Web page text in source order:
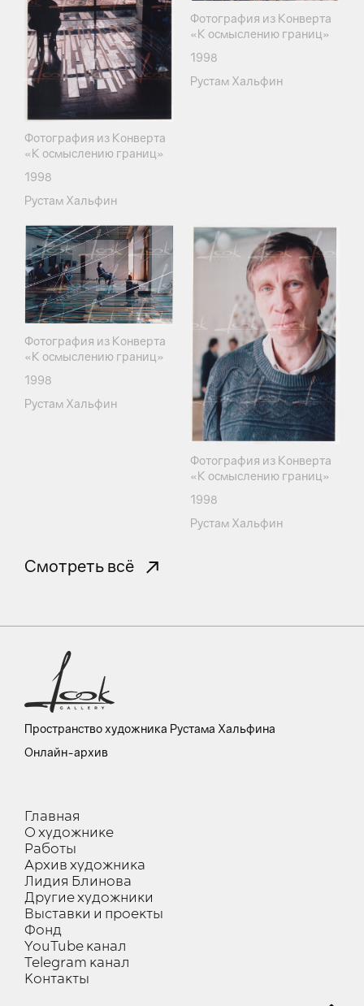
Фотография из Конверта
«К осмыслению границ»
1998
Рустам Хальфин
Фотография из Конверта
«К осмыслению границ»
1998
Рустам Хальфин
Фотография из Конверта
«К осмыслению границ»
1998
Рустам Хальфин
Фотография из Конверта
«К осмыслению границ»
1998
Рустам Хальфин
Смотреть всё
Пространство художника Рустама Хальфина
Онлайн-архив
Главная
О художнике
Работы
Архив художника
Лидия Блинова
Другие художники
Выставки и проекты
Фонд
YouTube канал
Telegram канал
Контакты